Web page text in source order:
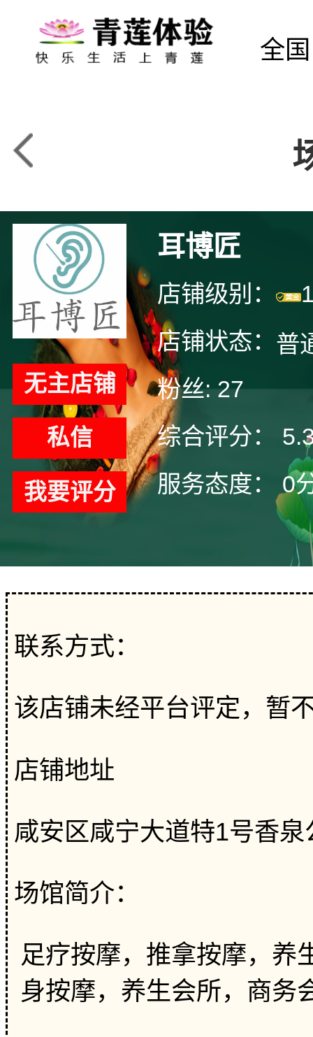
全国
无主店铺
私信
我要评分
耳博匠
店铺级别：
店铺状态： 普
粉丝: 27
综合评分：
服务态度：
0
联系方式：
该店铺未经平台评定，暂
店铺地址
咸安区咸宁大道特1号香
场馆简介：
足疗按摩，推拿按摩，养
身按摩，养生会所，商务